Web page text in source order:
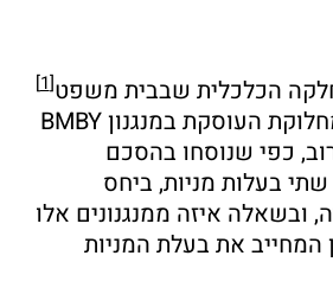
הכלכלית שבבית משפט[1]
בתל אביב, נדונה מחלוקת העוסקת במנגנון BMBY
כפי שנוסחו בהסכם
בעלות מניות, ביחס
ובשאלה איזה ממנגנונים אלו
המחייב את בעלת המניות